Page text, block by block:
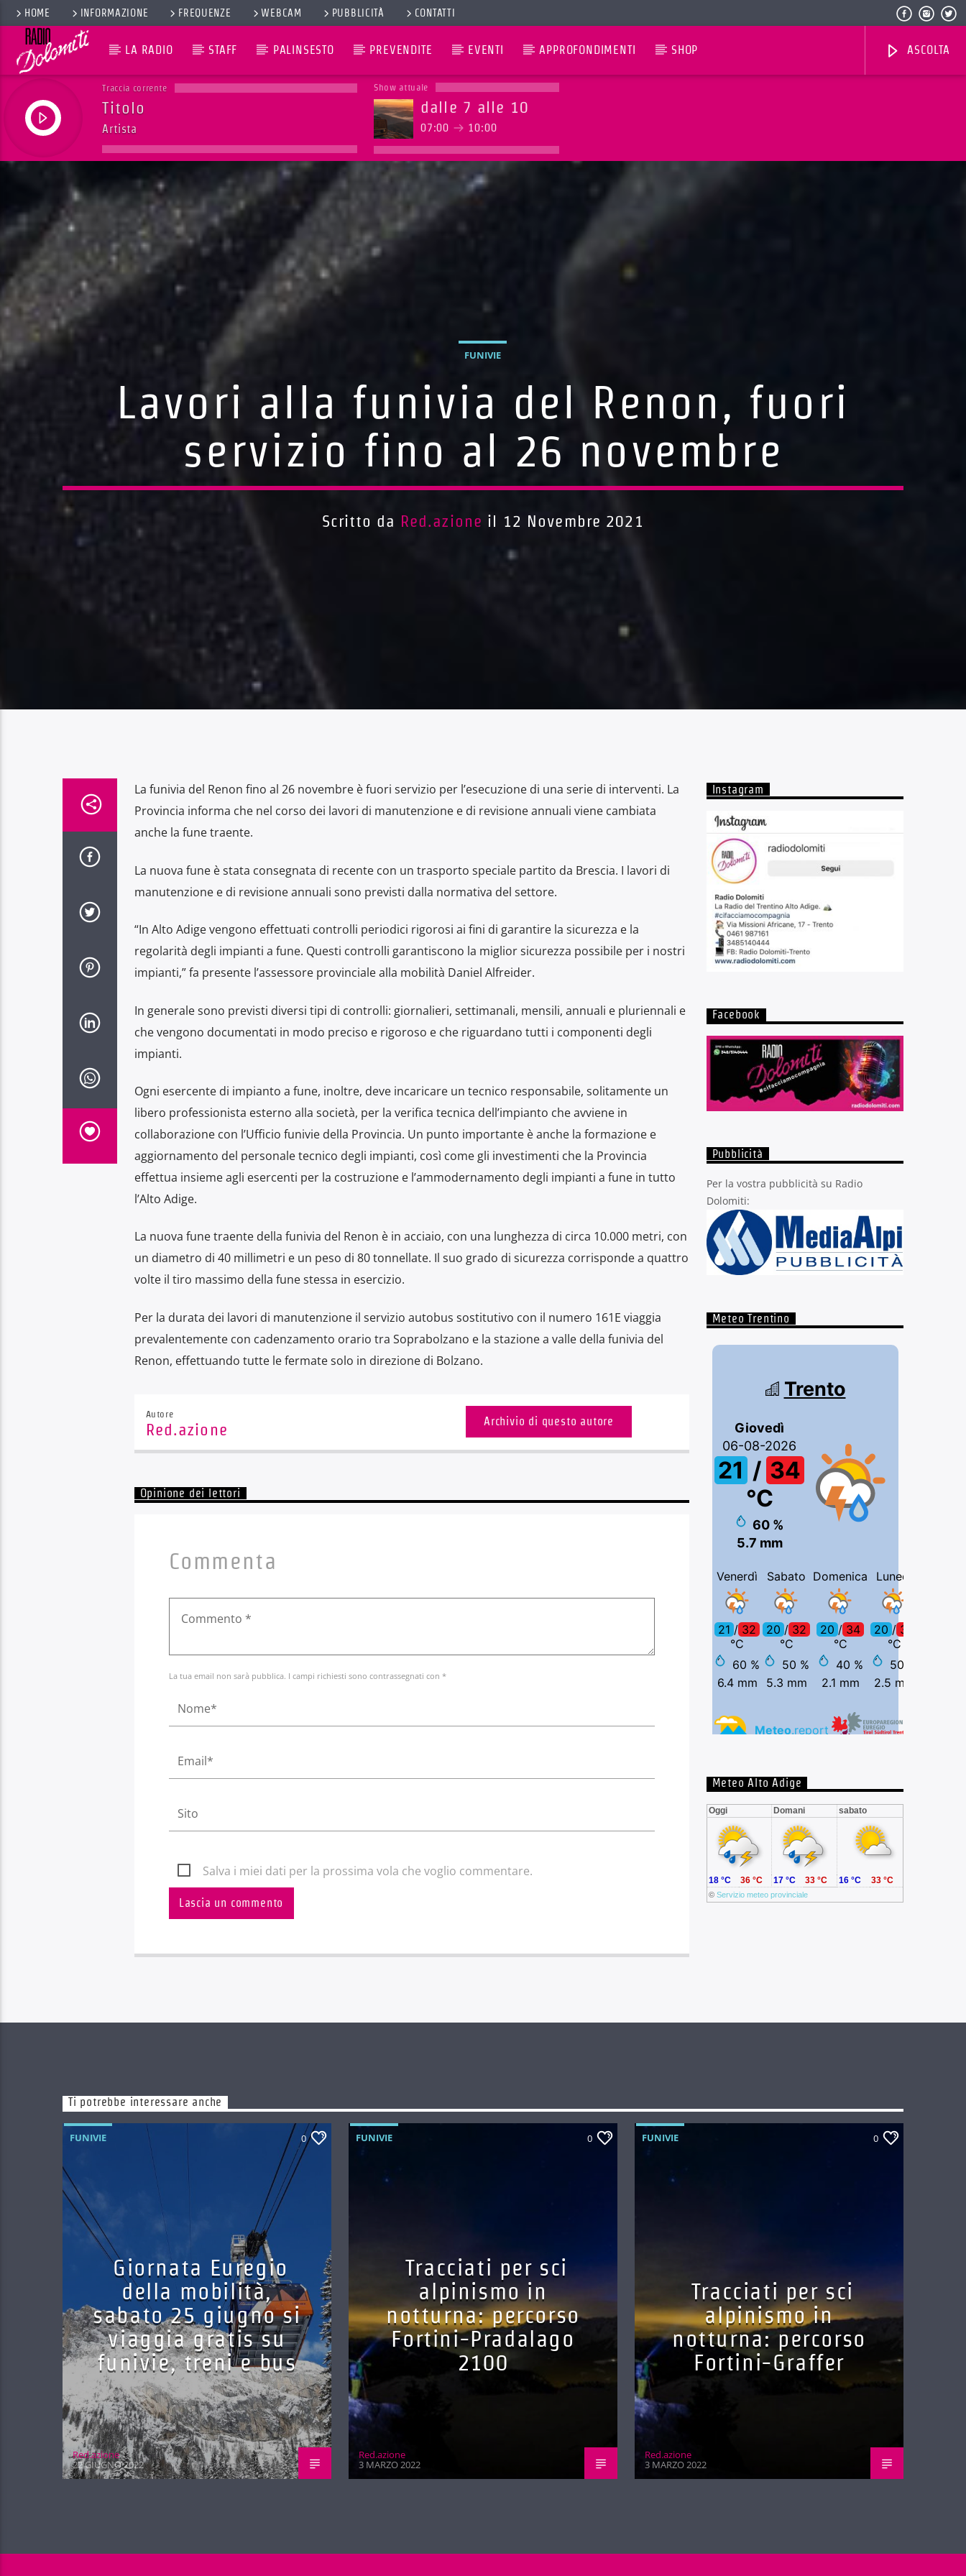
HOME INFORMAZIONE FREQUENZE WEBCAM PUBBLICITÀ CONTATTI
LA RADIO STAFF PALINSESTO PREVENDITE EVENTI APPROFONDIMENTI SHOP ASCOLTA
Traccia corrente
Titolo
Artista
Show attuale
dalle 7 alle 10
07:00 10:00
FUNIVIE
Lavori alla funivia del Renon, fuori
servizio fino al 26 novembre
Scritto da Red.azione il 12 Novembre 2021
La funivia del Renon fino al 26 novembre è fuori servizio per l’esecuzione di una serie di interventi. La
Provincia informa che nel corso dei lavori di manutenzione e di revisione annuali viene cambiata
anche la fune traente.
La nuova fune è stata consegnata di recente con un trasporto speciale partito da Brescia. I lavori di
manutenzione e di revisione annuali sono previsti dalla normativa del settore.
“In Alto Adige vengono effettuati controlli periodici rigorosi ai fini di garantire la sicurezza e la
regolarità degli impianti a fune. Questi controlli garantiscono la miglior sicurezza possibile per i nostri
impianti,” fa presente l’assessore provinciale alla mobilità Daniel Alfreider.
In generale sono previsti diversi tipi di controlli: giornalieri, settimanali, mensili, annuali e pluriennali e
che vengono documentati in modo preciso e rigoroso e che riguardano tutti i componenti degli
impianti.
Ogni esercente di impianto a fune, inoltre, deve incaricare un tecnico responsabile, solitamente un
libero professionista esterno alla società, per la verifica tecnica dell’impianto che avviene in
collaborazione con l’Ufficio funivie della Provincia. Un punto importante è anche la formazione e
aggiornamento del personale tecnico degli impianti, così come gli investimenti che la Provincia
effettua insieme agli esercenti per la costruzione e l’ammodernamento degli impianti a fune in tutto
l’Alto Adige.
La nuova fune traente della funivia del Renon è in acciaio, con una lunghezza di circa 10.000 metri, con
un diametro di 40 millimetri e un peso di 80 tonnellate. Il suo grado di sicurezza corrisponde a quattro
volte il tiro massimo della fune stessa in esercizio.
Per la durata dei lavori di manutenzione il servizio autobus sostitutivo con il numero 161E viaggia
prevalentemente con cadenzamento orario tra Soprabolzano e la stazione a valle della funivia del
Renon, effettuando tutte le fermate solo in direzione di Bolzano.
Autore
Red.azione
Archivio di questo autore
Opinione dei lettori
Commenta
La tua email non sarà pubblica. I campi richiesti sono contrassegnati con *
Salva i miei dati per la prossima vola che voglio commentare.
Instagram
Facebook
Pubblicità
Per la vostra pubblicità su Radio
Dolomiti:
Meteo Trentino
Meteo Alto Adige
Oggi Domani sabato
© Servizio meteo provinciale
18 °C 36 °C 17 °C 33 °C 16 °C 33 °C
Ti potrebbe interessare anche
FUNIVIE 0
Giornata Euregio
della mobilità,
sabato 25 giugno si
viaggia gratis su
funivie, treni e bus
Red.azione
22 GIUGNO 2022
FUNIVIE 0
Tracciati per sci
alpinismo in
notturna: percorso
Fortini-Pradalago
2100
Red.azione
3 MARZO 2022
FUNIVIE 0
Tracciati per sci
alpinismo in
notturna: percorso
Fortini-Graffer
Red.azione
3 MARZO 2022